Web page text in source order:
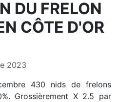
DU FRELON
CÔTE D'OR
2023
430 nids de frelons
Grossièrement X 2.5 par